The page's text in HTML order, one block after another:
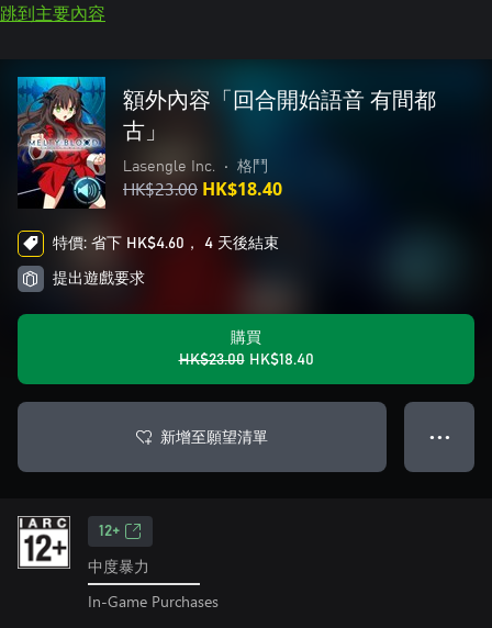
跳到主要內容
額外內容「回合開始語音 有間都
古」
Lasengle Inc. • 格鬥
HK$23.00 HK$18.40
特價: 省下 HK$4.60， 4 天後結束
提出遊戲要求
購買
HK$23.00 HK$18.40
新增至願望清單 ● ● ●
12+
中度暴力
In-Game Purchases